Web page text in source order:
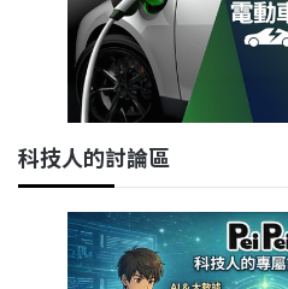
科技人的討論區